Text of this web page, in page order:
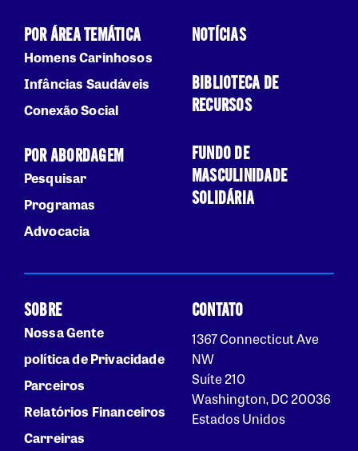
POR ÁREA TEMÁTICA
Homens Carinhosos
Infâncias Saudáveis
Conexão Social
POR ABORDAGEM
Pesquisar
Programas
Advocacia
NOTÍCIAS
BIBLIOTECA DE
RECURSOS
FUNDO DE
MASCULINIDADE
SOLIDÁRIA
SOBRE
Nossa Gente
política de Privacidade
Parceiros
Relatórios Financeiros
Carreiras
CONTATO
1367 Connecticut Ave
NW
Suíte 210
Washington, DC 20036
Estados Unidos